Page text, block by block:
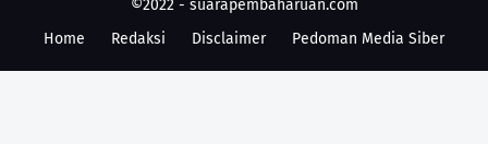
©2022 - suarapembaharuan.com
Home
Redaksi Disclaimer Pedoman Media Siber